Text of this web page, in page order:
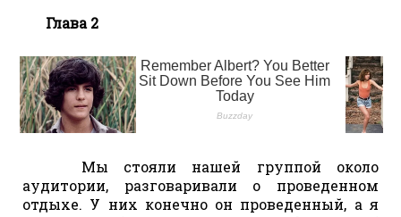
Глава 2
Мы стояли нашей группой около
аудитории, разговаривали о проведенном
отдыхе. У них конечно он проведенный, а я